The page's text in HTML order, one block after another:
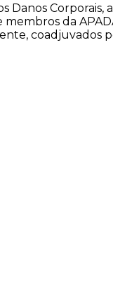
Corporais,
da
coadjuvados